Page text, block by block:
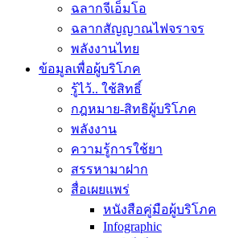
ฉลากจีเอ็มโอ
ฉลากสัญญาณไฟจราจร
พลังงานไทย
ข้อมูลเพื่อผู้บริโภค
รู้ไว้.. ใช้สิทธิ์
กฎหมาย-สิทธิผู้บริโภค
พลังงาน
ความรู้การใช้ยา
สรรหามาฝาก
สื่อเผยแพร่
หนังสือคู่มือผู้บริโภค
Infographic